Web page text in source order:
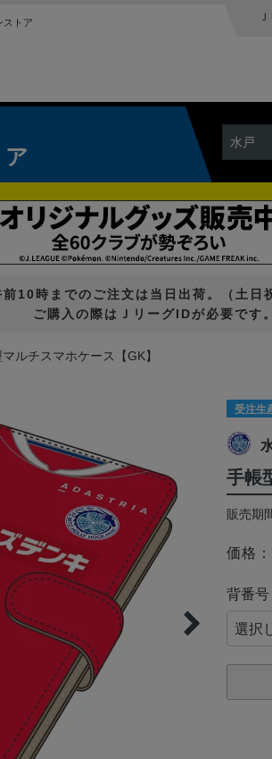
ストア
水戸
10時までのご注文は当日出荷。（土日
ご購入の際はＪリーグIDが必要です。
ルチスマホケース【GK】
受注生
手帳
販売期
価格：
背番号